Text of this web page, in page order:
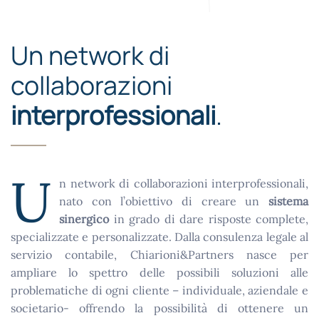
Un network di
collaborazioni
interprofessionali.
U n network di collaborazioni interprofessionali,
nato con l’obiettivo di creare un sistema
sinergicoin grado di dare risposte complete,
specializzate e personalizzate. Dalla consulenza legale al
servizio contabile, Chiarioni&Partners nasce per
ampliare lo spettro delle possibili soluzioni alle
problematiche di ogni cliente – individuale, aziendale e
societario- offrendo la possibilità di ottenere un